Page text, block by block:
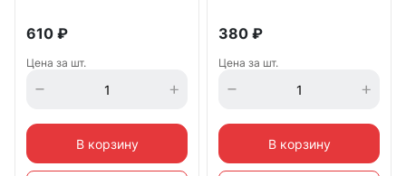
610 ₽
Цена за шт.
В корзину
380 ₽
Цена за шт.
В корзину